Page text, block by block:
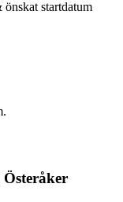
startdatum